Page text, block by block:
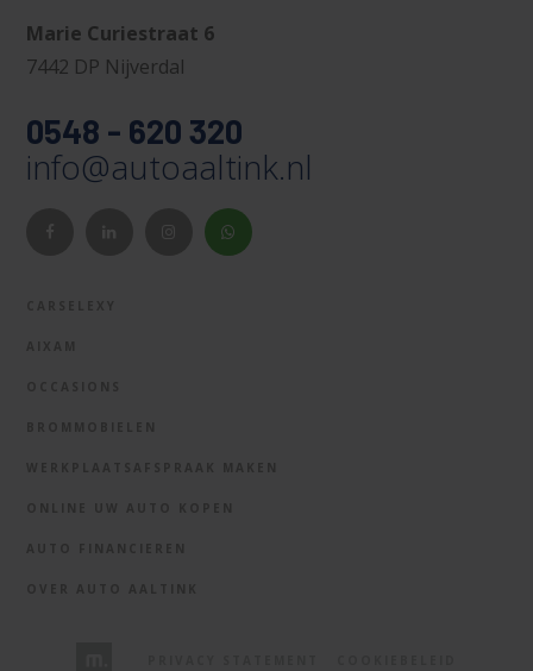
Marie Curiestraat 6
7442 DP Nijverdal
0548 - 620 320
info@autoaaltink.nl